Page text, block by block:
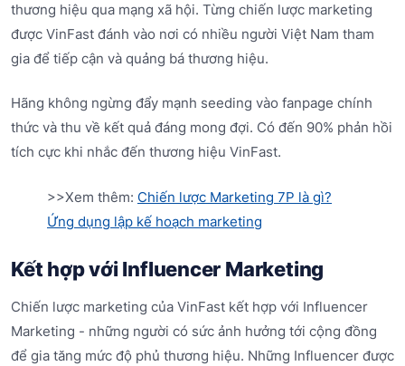
thương hiệu qua mạng xã hội. Từng chiến lược marketing
được VinFast đánh vào nơi có nhiều người Việt Nam tham
gia để tiếp cận và quảng bá thương hiệu.
Hãng không ngừng đẩy mạnh seeding vào fanpage chính
thức và thu về kết quả đáng mong đợi. Có đến 90% phản hồi
tích cực khi nhắc đến thương hiệu VinFast.
>>Xem thêm: Chiến lược Marketing 7P là gì?
Ứng dụng lập kế hoạch marketing
Kết hợp với Influencer Marketing
Chiến lược marketing của VinFast kết hợp với Influencer
Marketing - những người có sức ảnh hưởng tới cộng đồng
để gia tăng mức độ phủ thương hiệu. Những Influencer được